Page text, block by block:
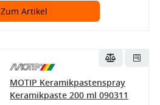
Zum Artikel
MOTIP Keramikpastenspray
Keramikpaste 200 ml 090311